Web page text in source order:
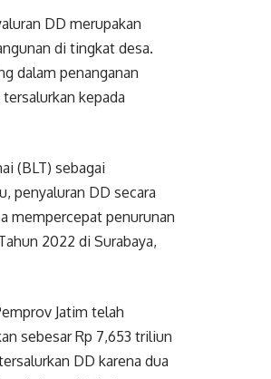
DD merupakan
di tingkat desa.
dalam penanganan
kepada
(BLT) sebagai
penyaluran DD secara
mempercepat penurunan
2022 di Surabaya,
Jatim telah
sebesar Rp 7,653 triliun
DD karena dua